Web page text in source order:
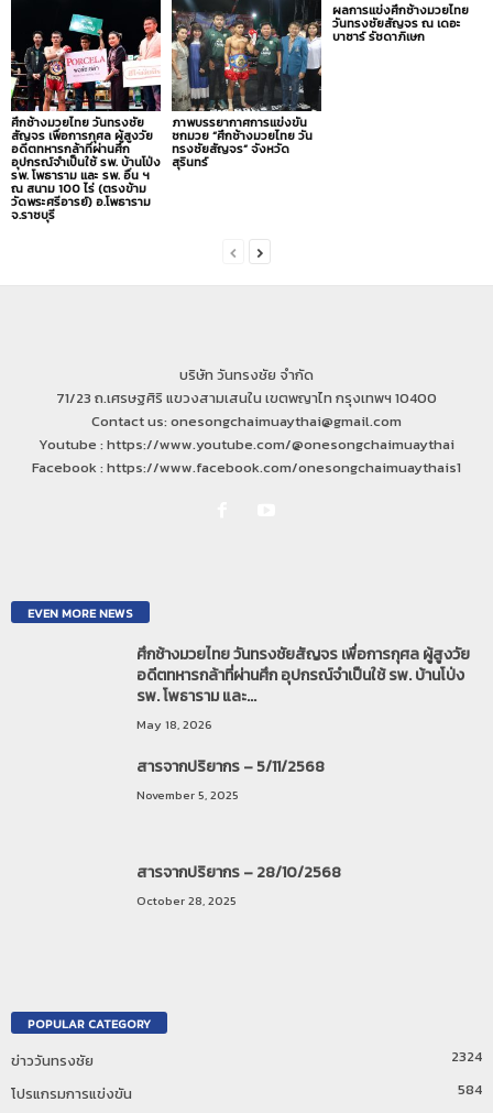
ศึกช้างมวยไทย วันทรงชัย
สัญจร เพื่อการกุศล ผู้สูงวัย
อดีตทหารกล้าที่ผ่านศึก
อุปกรณ์จำเป็นใช้ รพ. บ้านโป่ง
รพ. โพธาราม และ รพ. อื่น ฯ
ณ สนาม 100 ไร่ (ตรงข้าม
วัดพระศรีอารย์) อ.โพธาราม
จ.ราชบุรี
ภาพบรรยากาศการแข่งขัน
ชกมวย “ศึกช้างมวยไทย วัน
ทรงชัยสัญจร” จังหวัด
สุรินทร์
ผลการแข่งศึกช้างมวยไทย
วันทรงชัยสัญจร ณ เดอะ
บาซาร์ รัชดาภิเษก
บริษัท วันทรงชัย จำกัด
71/23 ถ.เศรษฐศิริ แขวงสามเสนใน เขตพญาไท กรุงเทพฯ 10400
Contact us: onesongchaimuaythai@gmail.com
Youtube : https://www.youtube.com/@onesongchaimuaythai
Facebook : https://www.facebook.com/onesongchaimuaythais1
EVEN MORE NEWS
ศึกช้างมวยไทย วันทรงชัยสัญจร เพื่อการกุศล ผู้สูงวัย
อดีตทหารกล้าที่ผ่านศึก อุปกรณ์จำเป็นใช้ รพ. บ้านโป่ง
รพ. โพธาราม และ...
May 18, 2026
สารจากปริยากร – 5/11/2568
November 5, 2025
สารจากปริยากร – 28/10/2568
October 28, 2025
POPULAR CATEGORY
ข่าววันทรงชัย
2324
โปรแกรมการแข่งขัน
584